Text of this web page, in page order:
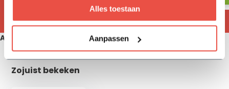
Alles toestaan
Aanpassen
Aanbevolen producten
Zojuist bekeken